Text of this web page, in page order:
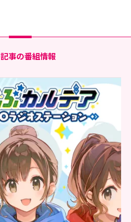
事の番組情報